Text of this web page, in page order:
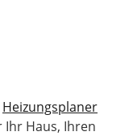
Heizungsplaner
Ihr Haus, Ihren